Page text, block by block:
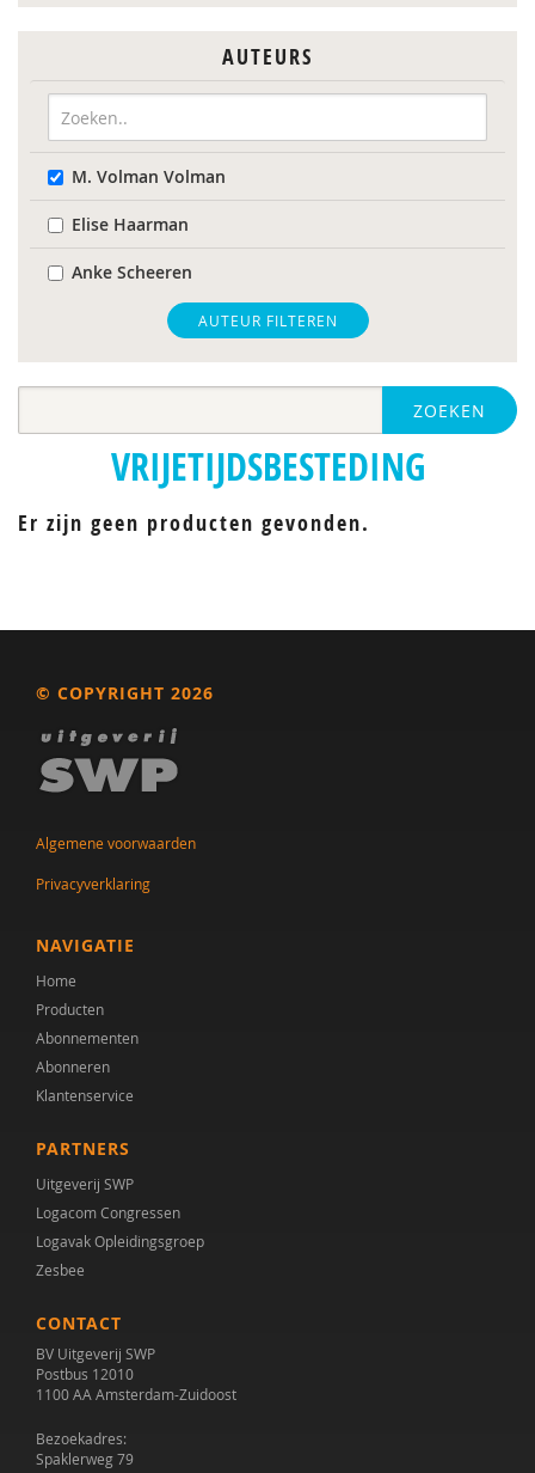
AUTEURS
M. Volman Volman
Elise Haarman
Anke Scheeren
AUTEUR FILTEREN
ZOEKEN
VRIJETIJDSBESTEDING
Er zijn geen producten gevonden.
© COPYRIGHT 2026
Algemene voorwaarden
Privacyverklaring
NAVIGATIE
Home
Producten
Abonnementen
Abonneren
Klantenservice
PARTNERS
Uitgeverij SWP
Logacom Congressen
Logavak Opleidingsgroep
Zesbee
CONTACT
BV Uitgeverij SWP
Postbus 12010
1100 AA Amsterdam-Zuidoost
Bezoekadres:
Spaklerweg 79